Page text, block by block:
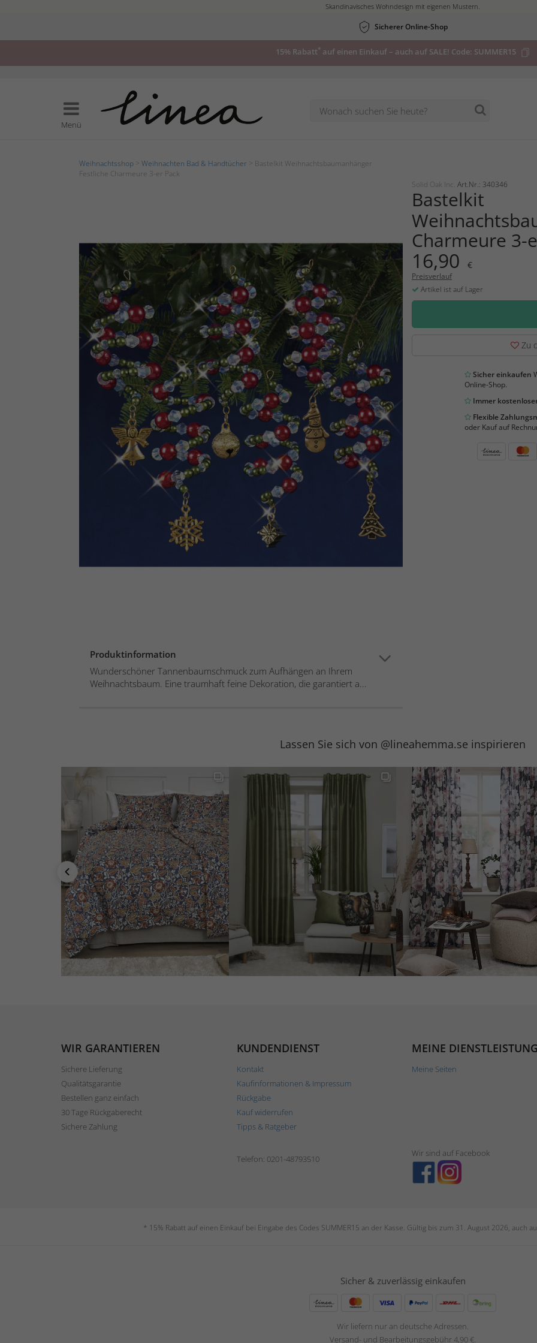
Skandinavisches Wohndesign mit eigenen Mustern.
Sicherer Online-Shop
15% Rabatt* auf einen Einkauf – auch auf SALE! Code: SUMMER15
Menü
Weihnachtsshop Weihnachten Bad & Handtücher > Bastelkit Weihnachtsbaumanhänger
Festliche Charmeure 3-er Pack
Produktinformation
Wunderschöner Tannenbaumschmuck zum Aufhängen an Ihrem
Weihnachtsbaum. Eine traumhaft feine Dekoration, die garantiert a...
Solid Oak Inc. Art.Nr.: 340346
Bastelkit
Charmeure 3-
16,90 €
Preisverlauf
Artikel ist auf Lager
Zu
Sicher einkaufen
Online-Shop.
Immer
Flexible
oder Kauf auf
Lassen Sie sich von @lineahemma.se inspirieren
WIR GARANTIEREN
Sichere Lieferung
Qualitätsgarantie
Bestellen ganz einfach
30 Tage Rückgaberecht
Sichere Zahlung
KUNDENDIENST
Kontakt
Kaufinformationen & Impressum
Rückgabe
Kauf widerrufen
Tipps & Ratgeber
MEINE
Meine Seiten
Telefon: 0201-48793510
Wir sind auf Facebook
* 15% Rabatt auf einen Einkauf bei Eingabe des Codes SUMMER15 an der Kasse. Gültig bis zum 31. August 2026, auch
Sicher & zuverlässig einkaufen
Wir liefern nur an deutsche Adressen.
Versand- und Bearbeitungsgebühr 4,90 €.